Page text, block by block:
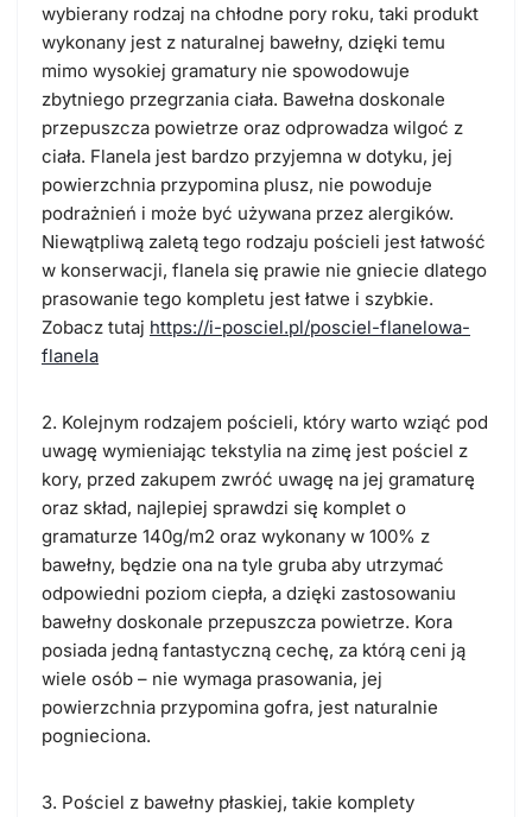
wybierany rodzaj na chłodne pory roku, taki produkt
wykonany jest z naturalnej bawełny, dzięki temu
mimo wysokiej gramatury nie spowodowuje
zbytniego przegrzania ciała. Bawełna doskonale
przepuszcza powietrze oraz odprowadza wilgoć z
ciała. Flanela jest bardzo przyjemna w dotyku, jej
powierzchnia przypomina plusz, nie powoduje
podrażnień i może być używana przez alergików.
Niewątpliwą zaletą tego rodzaju pościeli jest łatwość
w konserwacji, flanela się prawie nie gniecie dlatego
prasowanie tego kompletu jest łatwe i szybkie.
Zobacz tutaj https://i-posciel.pl/posciel-flanelowa-
flanela
2. Kolejnym rodzajem pościeli, który warto wziąć pod
uwagę wymieniając tekstylia na zimę jest pościel z
kory, przed zakupem zwróć uwagę na jej gramaturę
oraz skład, najlepiej sprawdzi się komplet o
gramaturze 140g/m2 oraz wykonany w 100% z
bawełny, będzie ona na tyle gruba aby utrzymać
odpowiedni poziom ciepła, a dzięki zastosowaniu
bawełny doskonale przepuszcza powietrze. Kora
posiada jedną fantastyczną cechę, za którą ceni ją
wiele osób – nie wymaga prasowania, jej
powierzchnia przypomina gofra, jest naturalnie
pognieciona.
3. Pościel z bawełny płaskiej, takie komplety